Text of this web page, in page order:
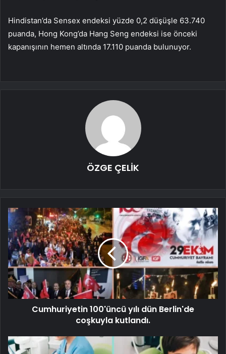
Hindistan’da Sensex endeksi yüzde 0,2 düşüşle 63.740
puanda, Hong Kong’da Hang Seng endeksi ise önceki
kapanışının hemen altında 17.110 puanda bulunuyor.
ÖZGE ÇELİK
Cumhuriyetin 100'üncü yılı dün Berlin'de
coşkuyla kutlandı.